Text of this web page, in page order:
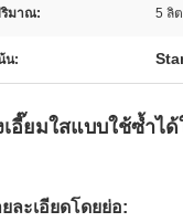
มาณ: 5 ลิ
น:
เอี๊ยมใสแบบใช้ซ้ำไ
ยละเอียดโดยย่อ: